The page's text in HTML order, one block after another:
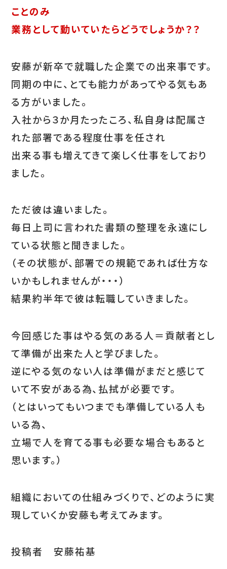
ことのみ
業務として動いていたらどうでしょうか？？
安藤が新卒で就職した企業での出来事です。
同期の中に、とても能力があってやる気もあ
る方がいました。
入社から３か月たったころ、私自身は配属さ
れた部署である程度仕事を任され
出来る事も増えてきて楽しく仕事をしており
ました。
ただ彼は違いました。
毎日上司に言われた書類の整理を永遠にし
ている状態と聞きました。
（その状態が、部署での規範であれば仕方な
いかもしれませんが・・・）
結果約半年で彼は転職していきました。
今回感じた事はやる気のある人＝貢献者とし
て準備が出来た人と学びました。
逆にやる気のない人は準備がまだと感じて
いて不安がある為、払拭が必要です。
（とはいってもいつまでも準備している人も
いる為、
立場で人を育てる事も必要な場合もあると
思います。）
組織においての仕組みづくりで、どのように実
現していくか安藤も考えてみます。
投稿者 安藤祐基